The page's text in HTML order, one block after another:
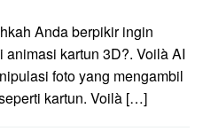
Anda berpikir ingin
kartun 3D?. Voilà AI
foto yang mengambil
kartun. Voilà […]